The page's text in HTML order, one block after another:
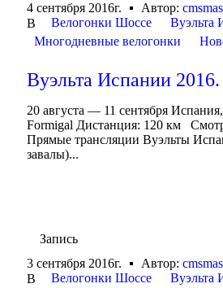
4 сентября 2016г.
Автор:
В
Велогонки Шоссе Вуэльта
Многодневные велогонки
Вуэльта Испании 2016.
20 августа — 11 сентября
Formigal Дистанция: 120 км
Прямые трансляции Вуэльты
завалы)...
Запись
3 сентября 2016г.
Автор:
В
Велогонки Шоссе Вуэльта